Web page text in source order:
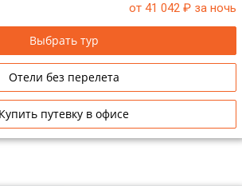
от 41 042 ₽ за ночь
Выбрать тур
Отели без перелета
Купить путевку в офисе